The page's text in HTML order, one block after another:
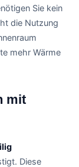
Sie kein
die Nutzung
mehr Wärme
mit
Diese